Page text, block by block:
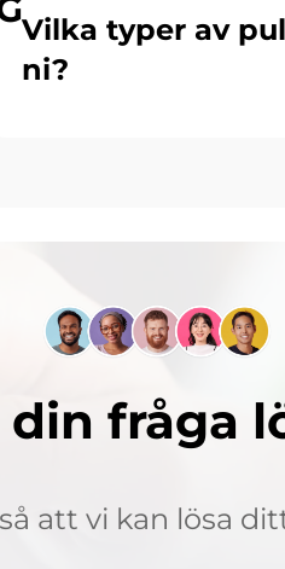
Vilka typer av
ni?
din fråga
att vi kan lösa